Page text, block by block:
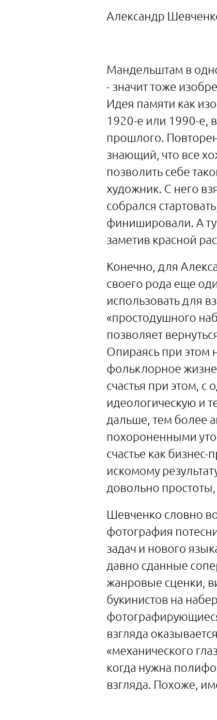
Александр
Мандельштам в
- значит тоже
Идея памяти как
1920-е или 1990-е,
прошлого.
знающий, что все
позволить себе
художник. С него
собрался
финишировали. А
заметив красной
Конечно, для
своего рода еще
использовать для
«простодушного
позволяет
Опираясь при этом
фольклорное
счастья при этом,
идеологическую и
дальше, тем более
похороненными
счастье как
искомому
довольно простоты,
Шевченко словно
фотография
задач и нового
давно сданные
жанровые сценки,
букинистов на
взгляда
«механического
когда нужна
взгляда. Похоже,